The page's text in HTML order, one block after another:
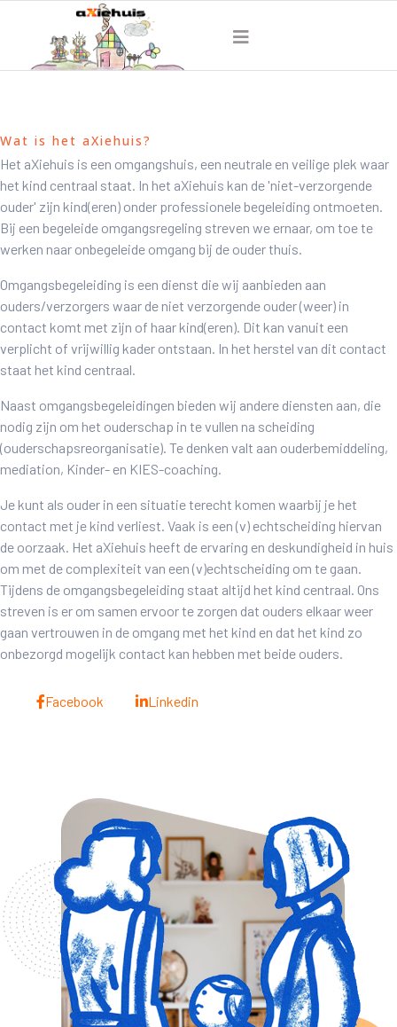
Wat is het aXiehuis?
Het aXiehuis is een omgangshuis, een neutrale en veilige plek waar
het kind centraal staat. In het aXiehuis kan de 'niet-verzorgende
ouder' zijn kind(eren) onder professionele begeleiding ontmoeten.
Bij een begeleide omgangsregeling streven we ernaar, om toe te
werken naar onbegeleide omgang bij de ouder thuis.
Omgangsbegeleiding is een dienst die wij aanbieden aan
ouders/verzorgers waar de niet verzorgende ouder (weer) in
contact komt met zijn of haar kind(eren). Dit kan vanuit een
verplicht of vrijwillig kader ontstaan. In het herstel van dit contact
staat het kind centraal.
Naast omgangsbegeleidingen bieden wij andere diensten aan, die
nodig zijn om het ouderschap in te vullen na scheiding
(ouderschapsreorganisatie). Te denken valt aan ouderbemiddeling,
mediation, Kinder- en KIES-coaching.
Je kunt als ouder in een situatie terecht komen waarbij je het
contact met je kind verliest. Vaak is een (v) echtscheiding hiervan
de oorzaak. Het aXiehuis heeft de ervaring en deskundigheid in huis
om met de complexiteit van een (v)echtscheiding om te gaan.
Tijdens de omgangsbegeleiding staat altijd het kind centraal. Ons
streven is er om samen ervoor te zorgen dat ouders elkaar weer
gaan vertrouwen in de omgang met het kind en dat het kind zo
onbezorgd mogelijk contact kan hebben met beide ouders.
Facebook Linkedin